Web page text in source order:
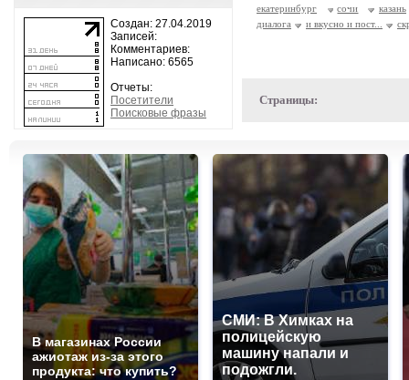
Создан: 27.04.2019
Записей:
Комментариев:
Написано: 6565
Отчеты:
Посетители
Поисковые фразы
екатеринбург
сочи
казань
диалога
и вкусно и пост...
Страницы:
В магазинах России
ажиотаж из-за этого
продукта: что купить?
СМИ: В Химках на
полицейскую
машину напали и
подожгли.